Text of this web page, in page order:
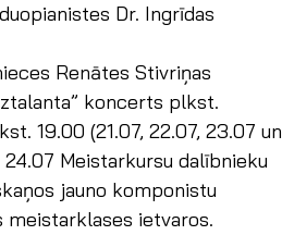
Dr. Ingrīdas
Renātes Stivriņas
koncerts plkst.
19.00 (21.07, 22.07, 23.07 un
Meistarkursu dalībnieku
jauno komponistu
meistarklases ietvaros.